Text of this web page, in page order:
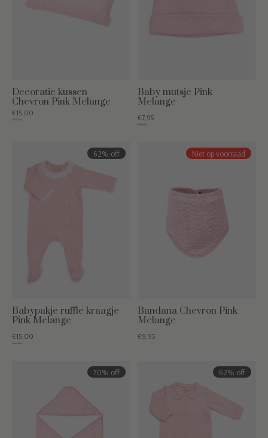
Decoratie kussen
Chevron Pink Melange
€15,00
€35,00
Baby mutsje Pink
Melange
€7,95
€12,50
62% off
Babypakje ruffle kraagje
Pink Melange
€15,00
€39,95
Niet op voorraad
Bandana Chevron Pink
Melange
€9,95
70% off 62% off